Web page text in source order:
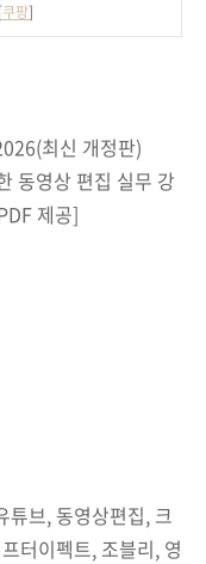
쿠팡]
최신 개정판)
동영상 편집 실무 강
제공]
브, 동영상편집, 크
터이펙트, 조블리, 영